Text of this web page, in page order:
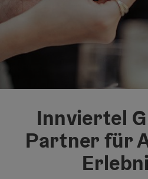
Innviertel
Partner für